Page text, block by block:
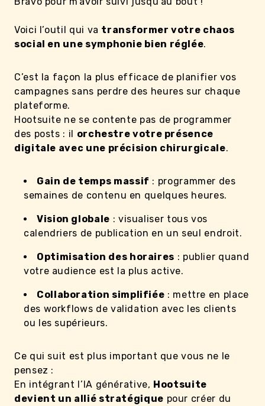
Voici l’outil qui va transformer votre chaos
social en une symphonie bien réglée.
C’est la façon la plus efficace de planifier vos
campagnes sans perdre des heures sur chaque
plateforme.
Hootsuite ne se contente pas de programmer
des posts : il orchestre votre présence
digitale avec une précision chirurgicale.
Gain de temps massif : programmer des
semaines de contenu en quelques heures.
Vision globale : visualiser tous vos
calendriers de publication en un seul endroit.
Optimisation des horaires : publier quand
votre audience est la plus active.
Collaboration simplifiée : mettre en place
des workflows de validation avec les clients
ou les supérieurs.
Ce qui suit est plus important que vous ne le
pensez :
En intégrant l’IA générative, Hootsuite
devient un allié stratégique pour créer du